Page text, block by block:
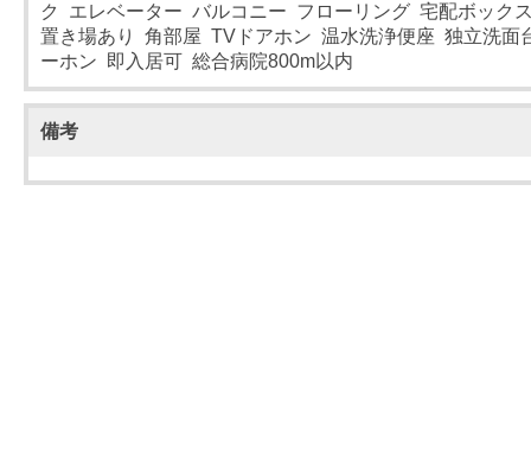
ク エレベーター バルコニー フローリング 宅配ボック
置き場あり 角部屋 TVドアホン 温水洗浄便座 独立洗面
ーホン 即入居可 総合病院800m以内
備考